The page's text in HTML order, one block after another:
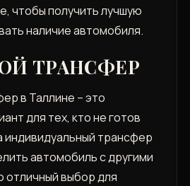
чтобы получить лучшую
наличие автомобиля.
ТРАНСФЕР
в Таллине – это
для тех‚ кто не готов
индивидуальный трансфер
автомобиль с другими
отличный выбор для